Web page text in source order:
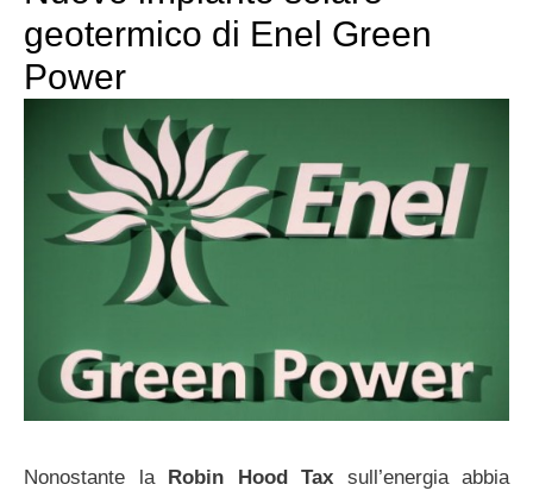
geotermico di Enel Green
Power
Nonostante la Robin Hood Tax sull’energia abbia